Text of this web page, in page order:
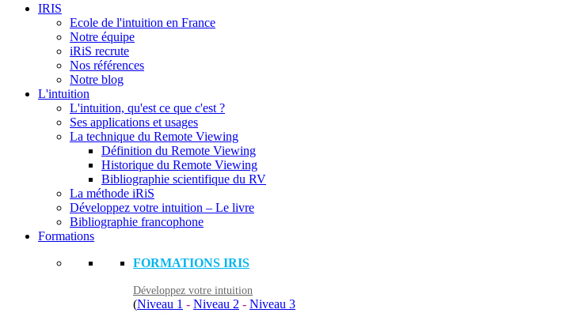
IRIS
Ecole de l'intuition en France
Notre équipe
iRiS recrute
Nos références
Notre blog
L'intuition
L'intuition, qu'est ce que c'est ?
Ses applications et usages
La technique du Remote Viewing
Définition du Remote Viewing
Historique du Remote Viewing
Bibliographie scientifique du RV
La méthode iRiS
Développez votre intuition – Le livre
Bibliographie francophone
Formations
FORMATIONS IRIS
Développez votre intuition
(Niveau 1 - Niveau 2 - Niveau 3